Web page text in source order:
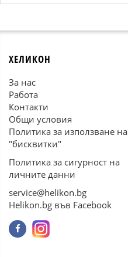
ХЕЛИКОН
За нас
Работа
Контакти
Общи условия
Политика за използване на
"бисквитки"
Политика за сигурност на
личните данни
service@helikon.bg
Helikon.bg във Facebook